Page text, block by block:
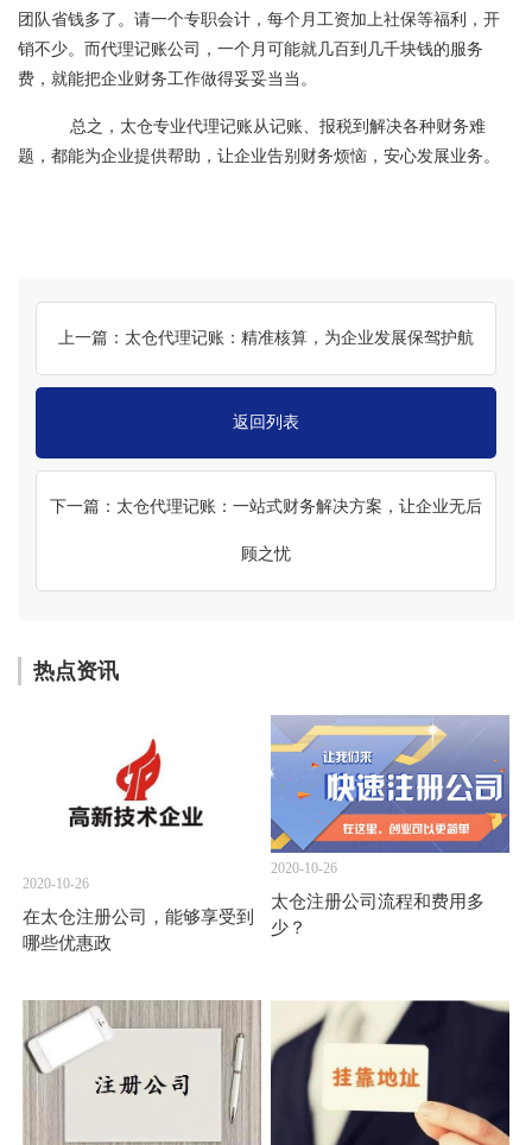
团队省钱多了。请一个专职会计，每个月工资加上社保等福利，开
销不少。而代理记账公司，一个月可能就几百到几千块钱的服务
费，就能把企业财务工作做得妥妥当当。
总之，太仓专业代理记账从记账、报税到解决各种财务难
题，都能为企业提供帮助，让企业告别财务烦恼，安心发展业务。
上一篇：太仓代理记账：精准核算，为企业发展保驾护航
返回列表
下一篇：太仓代理记账：一站式财务解决方案，让企业无后
顾之忧
热点资讯
2020-10-26
在太仓注册公司，能够享受到
哪些优惠政
2020-10-26
太仓注册公司流程和费用多
少？